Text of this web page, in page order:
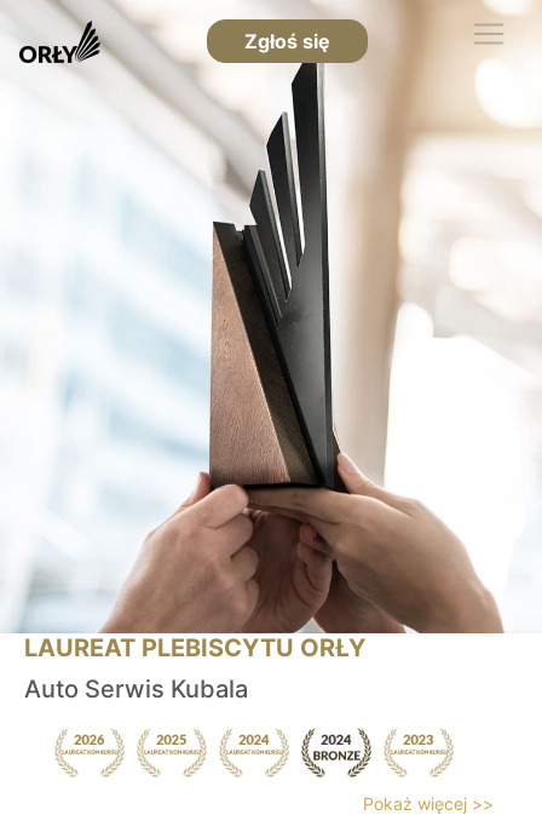
Zgłoś się
LAUREAT PLEBISCYTU ORŁY
Auto Serwis Kubala
Pokaż więcej >>